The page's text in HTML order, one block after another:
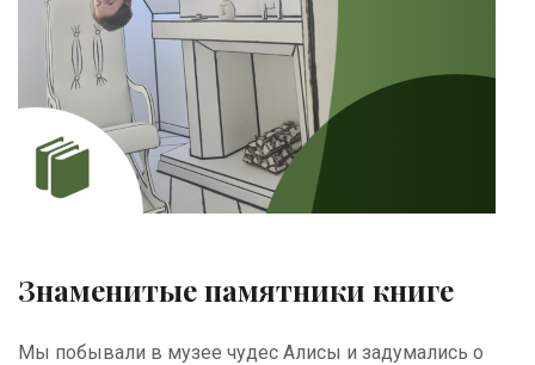
Знаменитые памятники книге
Мы побывали в музее чудес Алисы и задумались о